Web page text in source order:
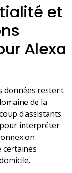
et
Alexa
données restent
de la
d’assistants
interpréter
certaines